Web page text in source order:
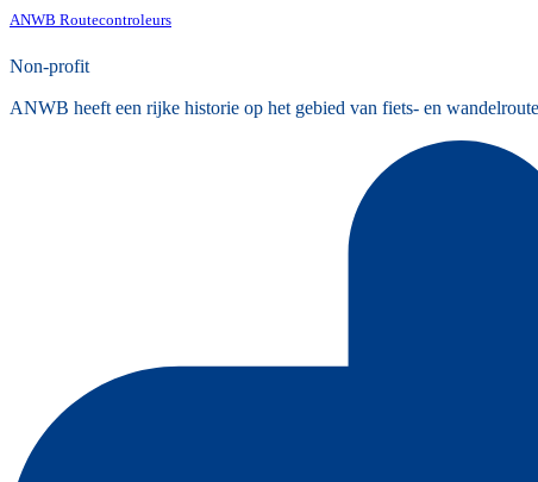
ANWB Routecontroleurs
Non-profit
ANWB heeft een rijke historie op het gebied van fiets- en